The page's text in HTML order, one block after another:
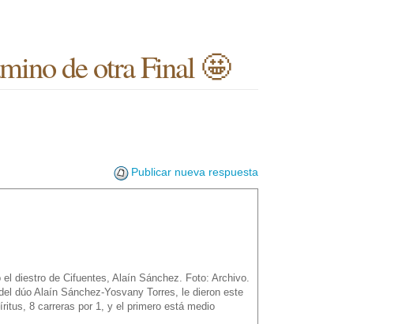
de otra Final 🤩
Publicar nueva respuesta
diestro de Cifuentes, Alaín Sánchez. Foto: Archivo.
dúo Alaín Sánchez-Yosvany Torres, le dieron este
8 carreras por 1, y el primero está medio